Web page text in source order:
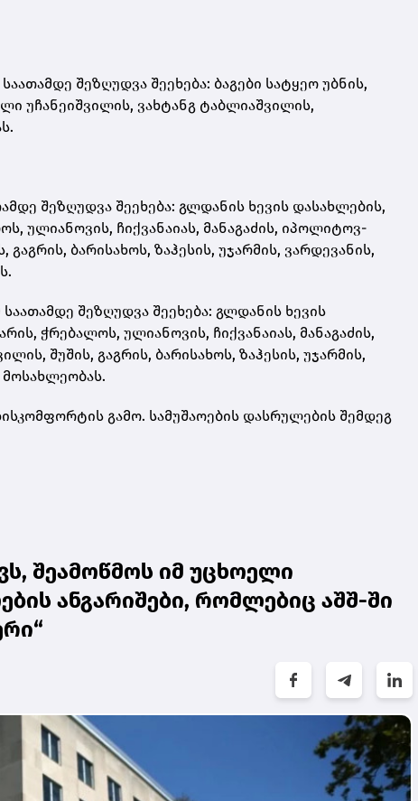
შეზღუდვა შეეხება: ბაგები სატყეო უბნის,
უჩანეიშვილის, ვახტანგ ტაბლიაშვილის,
შეზღუდვა შეეხება: გლდანის ხევის დასახლების,
ულიანოვის, ჩიქვანაიას, მანაგაძის, იპოლიტოვ-
ბარისახოს, ზაჰესის, უჯარმის, ვარდევანის,
შეზღუდვა შეეხება: გლდანის ხევის
ჭრებალოს, ულიანოვის, ჩიქვანაიას, მანაგაძის,
შუშის, გაგრის, ბარისახოს, ზაჰესის, უჯარმის,
მოსახლეობას.
გამო. სამუშაოების დასრულების შემდეგ
შეამოწმოს იმ უცხოელი
ანგარიშები, რომლებიც აშშ-ში